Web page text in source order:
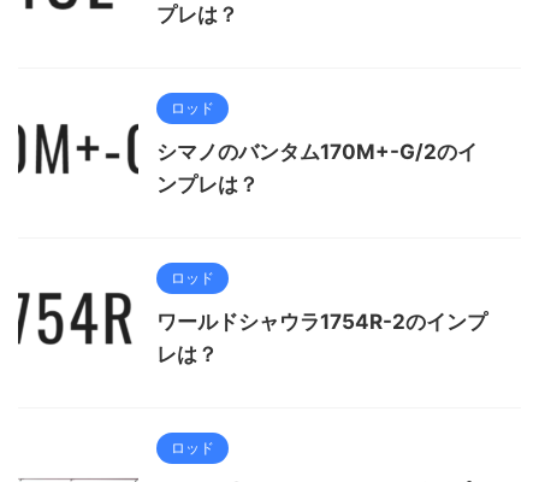
プレは？
ロッド
シマノのバンタム170M+-G/2のイ
ンプレは？
ロッド
ワールドシャウラ1754R-2のインプ
レは？
ロッド